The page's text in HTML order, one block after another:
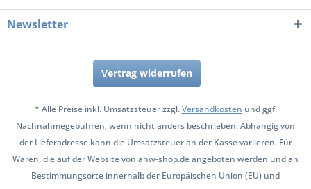
Newsletter
Vertrag widerrufen
* Alle Preise inkl. Umsatzsteuer zzgl.Versandkosten und ggf.
Nachnahmegebühren, wenn nicht anders beschrieben. Abhängig von
der Lieferadresse kann die Umsatzsteuer an der Kasse variieren. Für
Waren, die auf der Website von ahw-shop.de angeboten werden und an
Bestimmungsorte innerhalb der Europäischen Union (EU) und